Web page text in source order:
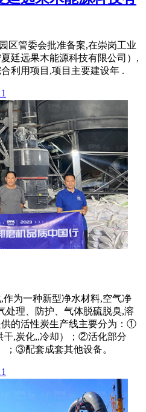
区管委会批准备案,在崇岗工业
廷远果木能源科技有限公司）,
利用项目,项目主要建设年 .
为一种新型净水材料,空气净
处理、防护、气体脱硫脱臭,溶
的活性炭生产线主要分为：①
干,炭化,,冷却）；②活化部分
；③配套成套其他设备。